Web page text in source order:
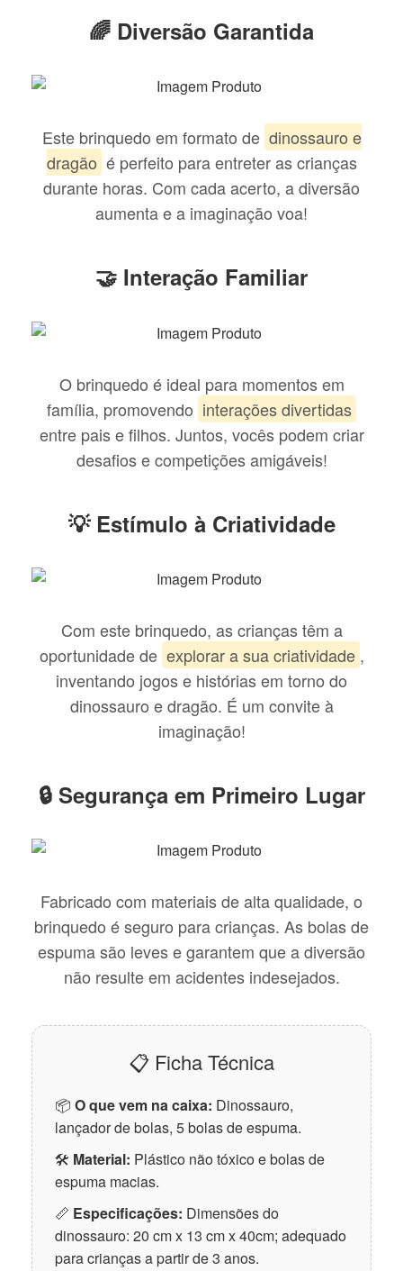
🌈 Diversão Garantida
Este brinquedo em formato de dinossauro e
dragão é perfeito para entreter as crianças
durante horas. Com cada acerto, a diversão
aumenta e a imaginação voa!
🤝 Interação Familiar
O brinquedo é ideal para momentos em
família, promovendo interações divertidas
entre pais e filhos. Juntos, vocês podem criar
desafios e competições amigáveis!
💡 Estímulo à Criatividade
Com este brinquedo, as crianças têm a
oportunidade de explorar a sua criatividade ,
inventando jogos e histórias em torno do
dinossauro e dragão. É um convite à
imaginação!
🔒 Segurança em Primeiro Lugar
Fabricado com materiais de alta qualidade, o
brinquedo é seguro para crianças. As bolas de
espuma são leves e garantem que a diversão
não resulte em acidentes indesejados.
📋 Ficha Técnica
📦 O que vem na caixa: Dinossauro,
lançador de bolas, 5 bolas de espuma.
🛠 Material: Plástico não tóxico e bolas de
espuma macias.
📏 Especificações: Dimensões do
dinossauro: 20 cm x 13 cm x 40cm; adequado
para crianças a partir de 3 anos.